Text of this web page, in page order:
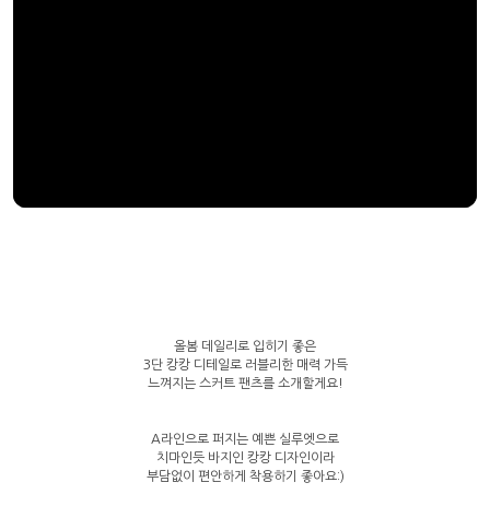
올봄 데일리로 입히기 좋은
3단 캉캉 디테일로 러블리한 매력 가득
느껴지는 스커트 팬츠를 소개할게요!
A라인으로 퍼지는 예쁜 실루엣으로
치마인듯 바지인 캉캉 디자인이라
부담없이 편안하게 착용하기 좋아요:)